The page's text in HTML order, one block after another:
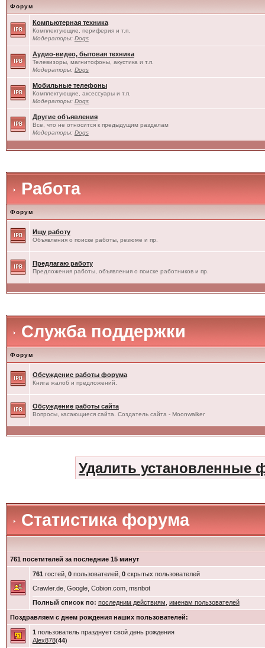
Форум
Компьютерная техника
Комплектующие, периферия и т.п.
Модераторы: Dogs
Аудио-видео, бытовая техника
Телевизоры, магнитофоны, акустика и т.п.
Модераторы: Dogs
Мобильные телефоны
Комплектующие, аксессуары и т.п.
Модераторы: Dogs
Другие объявления
Все, что не относится к предыдущим разделам
Модераторы: Dogs
Работа
Форум
Ищу работу
Объявления о поиске работы, резюме и пр.
Предлагаю работу
Предложения работы, объявления о поиске работников и пр.
Служба поддержки
Форум
Обсуждение работы форума
Книга жалоб и предложений.
Обсуждение работы сайта
Вопросы, касающиеся сайта. Создатель сайта - Moonwalker
Удалить установленные
Статистика форума
761 посетителей за последние 15 минут
761 гостей, 0пользователей, 0скрытых пользователей
Crawler.de, Google, Cobion.com, msnbot
Полный список по: последним действиям именам пользователей
Поздравляем с днем рождения наших пользователей:
1 пользователь празднует свой день рождения
Alex878(44)